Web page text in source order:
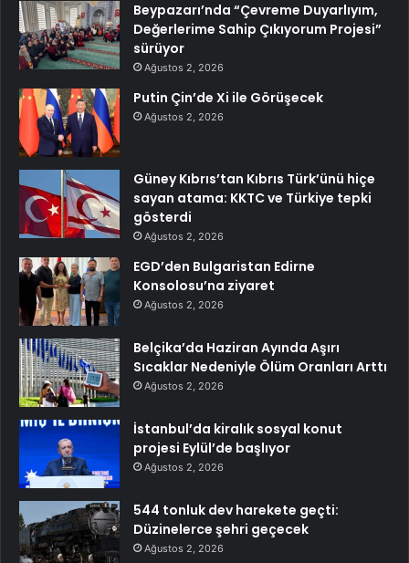
Beypazarı’nda “Çevreme Duyarlıyım,
Değerlerime Sahip Çıkıyorum Projesi”
sürüyor
Ağustos 2, 2026
Putin Çin’de Xi ile Görüşecek
Ağustos 2, 2026
Güney Kıbrıs’tan Kıbrıs Türk’ünü hiçe
sayan atama: KKTC ve Türkiye tepki
gösterdi
Ağustos 2, 2026
EGD’den Bulgaristan Edirne
Konsolosu’na ziyaret
Ağustos 2, 2026
Belçika’da Haziran Ayında Aşırı
Sıcaklar Nedeniyle Ölüm Oranları Arttı
Ağustos 2, 2026
İstanbul’da kiralık sosyal konut
projesi Eylül’de başlıyor
Ağustos 2, 2026
544 tonluk dev harekete geçti:
Düzinelerce şehri geçecek
Ağustos 2, 2026